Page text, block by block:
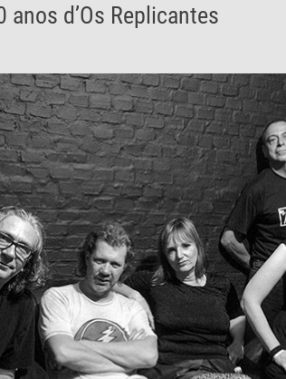
d’Os Replicantes